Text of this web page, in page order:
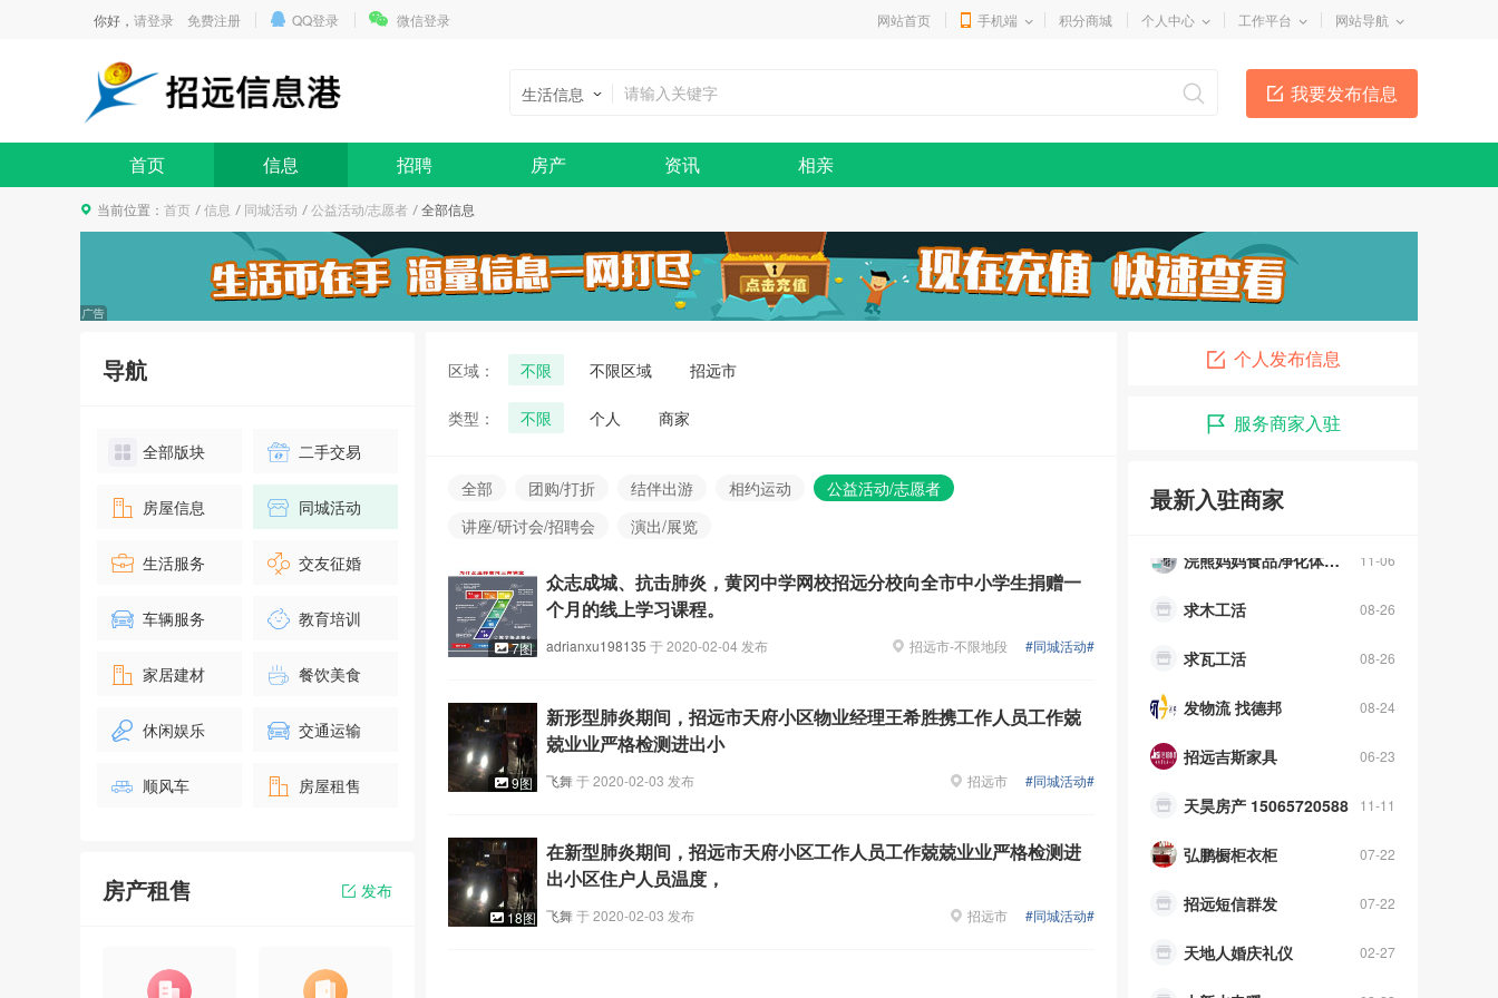
你好， 请登录 免费注册 QQ登录 微信登录 网站首页 手机端 积分商城 个人中心 工作平台 网站导航
我要发布信息
生活信息
首页 信息 招聘 房产 资讯 相亲
当前位置： 首页 信息 同城活动 公益活动/志愿者 全部信息
导航
全部版块 二手交易
房屋信息 同城活动
生活服务 交友征婚
车辆服务 教育培训
家居建材 餐饮美食
休闲娱乐 交通运输
顺风车 房屋租售
房产租售 发布
区域： 不限 不限区域 招远市
类型： 不限 个人 商家
全部 团购/打折 结伴出游 相约运动
公益活动/志愿者
讲座/研讨会/招聘会
演出/展览
7图
众志成城、抗击肺炎，黄冈中学网校招远分校向全市中小学生捐赠一
个月的线上学习课程。
adrianxu198135 于2020-02-04 发布 招远市-不限地段 #同城活动#
9图
新形型肺炎期间，招远市天府小区物业经理王希胜携工作人员工作兢
兢业业严格检测进出小
飞舞于2020-02-03 发布 招远市 #同城活动#
18图
在新型肺炎期间，招远市天府小区工作人员工作兢兢业业严格检测进
出小区住户人员温度，
飞舞于2020-02-03 发布 招远市 #同城活动#
个人发布信息
服务商家入驻
最新入驻商家
李国良律师
招远市兄弟搬运公司
08-26
求木工活
08-26
求瓦工活
08-24
发物流 找德邦
06-23
招远吉斯家具
11-11
天昊房产 15065720588
07-22
弘鹏橱柜衣柜
07-22
招远短信群发
02-27
天地人婚庆礼仪
02-22
大新水电暖